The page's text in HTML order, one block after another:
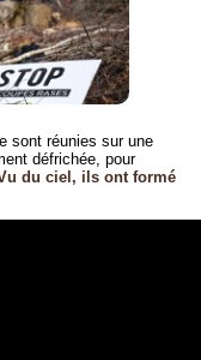
sont réunies sur une
défrichée, pour
du ciel, ils ont formé